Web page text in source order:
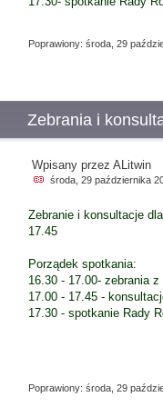
Poprawiony: środa, 29
Zebrania i
Wpisany przez ALitwin
środa, 29 października
Zebranie i konsultacje
17.45
Porządek spotkania:
16.30 - 17.00- zebrania
17.00 - 17.45 -
17.30 - spotkanie Rady
Poprawiony: środa, 29